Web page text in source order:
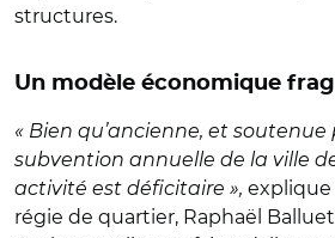
structures.
Un modèle économique
« Bien qu’ancienne, et soutenue
subvention annuelle de la ville
activité est déficitaire », explique
régie de quartier, Raphaël